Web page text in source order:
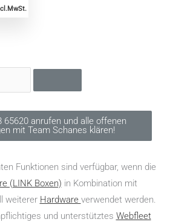
65620 anrufen und alle offenen
mit Team Schanes klären!
Funktionen sind verfügbar, wenn die
(LINK Boxen) in Kombination mit
weiterer Hardware verwendet werden.
und unterstütztes Webfleet